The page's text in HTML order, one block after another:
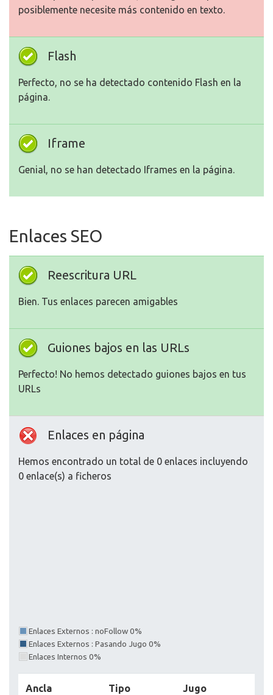
posiblemente necesite más contenido en texto.
Flash
Perfecto, no se ha detectado contenido Flash en la
página.
Iframe
Genial, no se han detectado Iframes en la página.
Enlaces SEO
Reescritura URL
Bien. Tus enlaces parecen amigables
Guiones bajos en las URLs
Perfecto! No hemos detectado guiones bajos en tus
URLs
Enlaces en página
Hemos encontrado un total de 0 enlaces incluyendo
0 enlace(s) a ficheros
Enlaces Externos : noFollow 0%
Enlaces Externos : Pasando Jugo 0%
Enlaces Internos 0%
Ancla Tipo Jugo